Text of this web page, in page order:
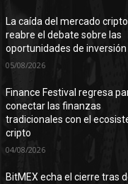
La caída del mercado cripto
reabre el debate sobre las
oportunidades de inversión
05/08/2026
Finance Festival regresa
conectar las finanzas
tradicionales con el
cripto
04/08/2026
BitMEX echa el cierre tras